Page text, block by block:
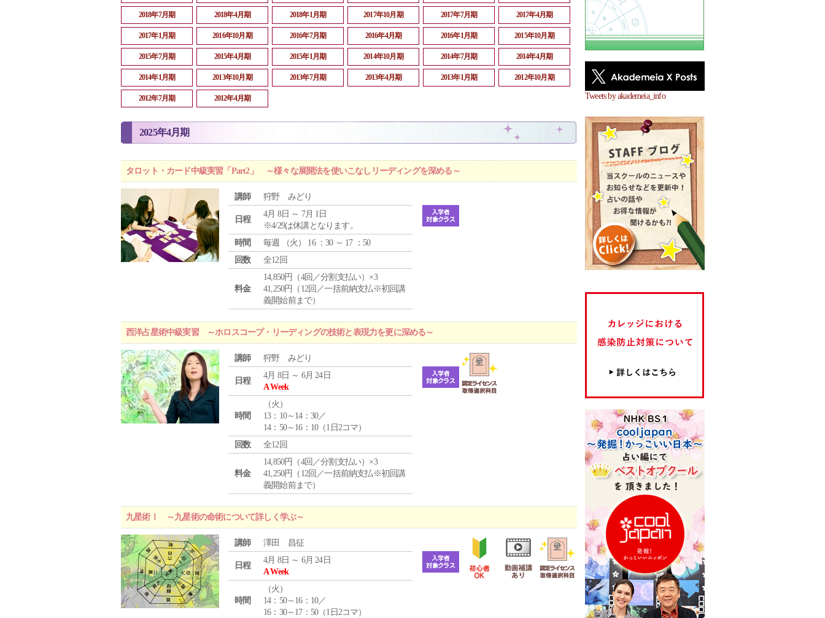
Tweets by akademeia_info
2018年7月期 2018年4月期 2018年1月期 2017年10月期 2017年7月期 2017年4月期
2017年1月期 2016年10月期 2016年7月期 2016年4月期 2016年1月期 2015年10月期
2015年7月期 2015年4月期 2015年1月期 2014年10月期 2014年7月期 2014年4月期
2014年1月期 2013年10月期 2013年7月期 2013年4月期 2013年1月期 2012年10月期
2012年7月期 2012年4月期
2025年4月期
タロット・カード中級実習「Part2」 ～様々な展開法を使いこなしリーディングを深める～
講師 狩野 みどり
日程
4月 8日 ～ 7月 1日
※4/29は休講となります。
時間
毎週 （火 ） 16 ：30 ～ 17 ：50
回数
全12回
料金
14,850円（4回／分割支払い）×3
41,250円（12回／一括前納支払※初回講
義開始前まで）
西洋占星術中級実習 ～ホロスコープ・リーディングの技術と表現力を更に深める～
講師 狩野 みどり
日程
4月 8日 ～ 6月 24日
A Week
時間
（火 ）
13：10～14：30／
14：50～16：10（1日2コマ）
回数
全12回
料金
14,850円（4回／分割支払い）×3
41,250円（12回／一括前納支払※初回講
義開始前まで）
九星術Ⅰ ～九星術の命術について詳しく学ぶ～
講師 澤田 昌征
日程
4月 8日 ～ 6月 24日
A Week
時間
（火 ）
14：50～16：10／
16：30～17：50（1日2コマ）